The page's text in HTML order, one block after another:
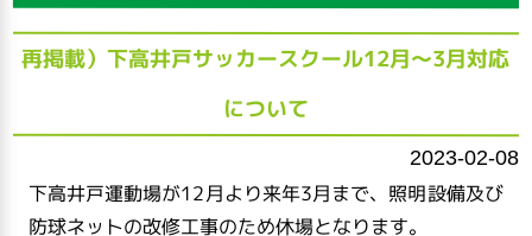
再掲載）下高井戸サッカースクール12月～3月対応
について
2023-02-08
下高井戸運動場が12月より来年3月まで、照明設備及び
防球ネットの改修工事のため休場となります。